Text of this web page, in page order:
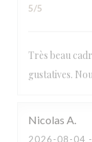
5/5
Très beau
gustatives.
Nicolas A
2026-08-04